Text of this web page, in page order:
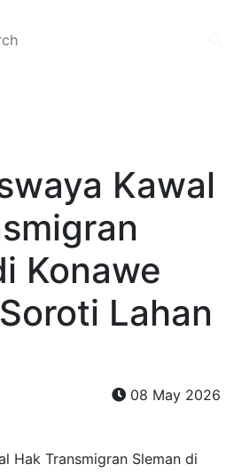
Kawal
Konawe
Lahan
08 May 2026